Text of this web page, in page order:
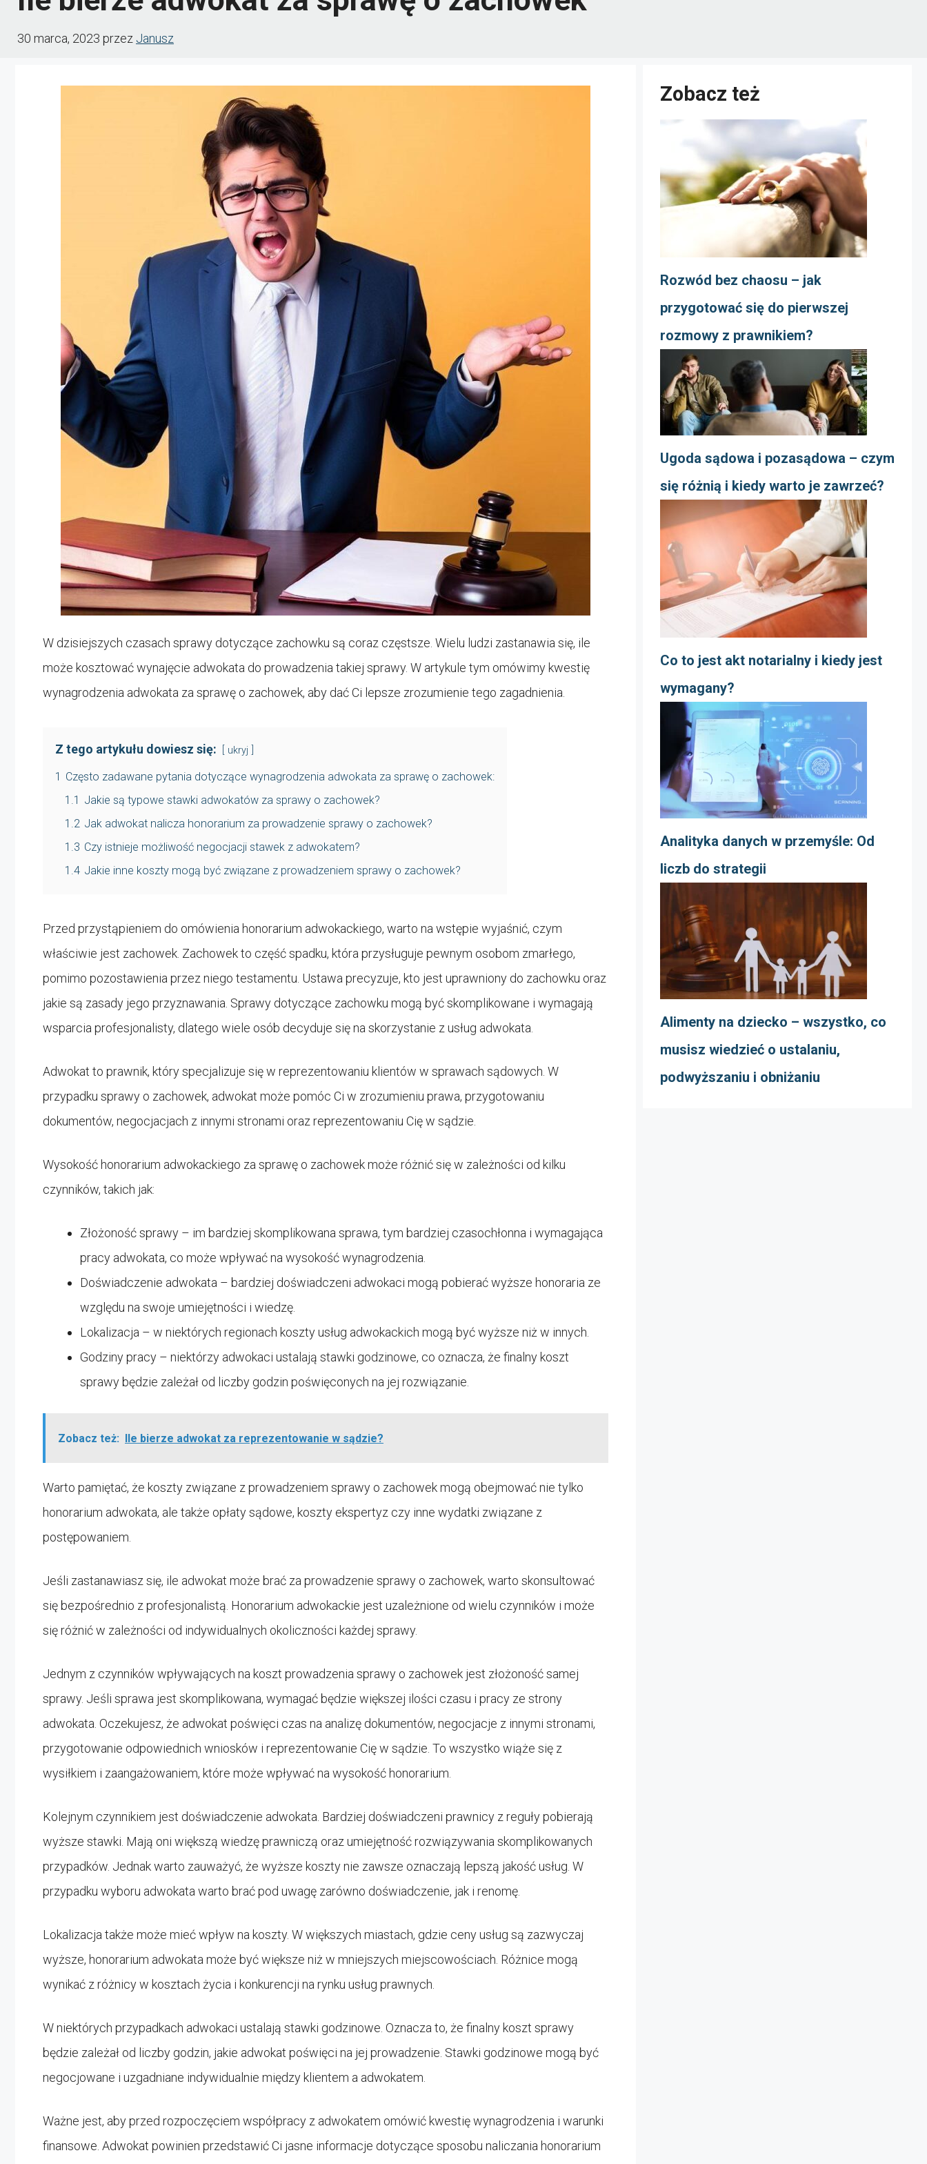
30 marca, 2023 przez Janusz
W dzisiejszych czasach sprawy dotyczące zachowku są coraz częstsze. Wielu ludzi zastanawia się, ile
może kosztować wynajęcie adwokata do prowadzenia takiej sprawy. W artykule tym omówimy kwestię
wynagrodzenia adwokata za sprawę o zachowek, aby dać Ci lepsze zrozumienie tego zagadnienia.
Z tego artykułu dowiesz się: ukryj
1 Często zadawane pytania dotyczące wynagrodzenia adwokata za sprawę o zachowek:
1.1 Jakie są typowe stawki adwokatów za sprawy o zachowek?
1.2 Jak adwokat nalicza honorarium za prowadzenie sprawy o zachowek?
1.3 Czy istnieje możliwość negocjacji stawek z adwokatem?
1.4 Jakie inne koszty mogą być związane z prowadzeniem sprawy o zachowek?
Przed przystąpieniem do omówienia honorarium adwokackiego, warto na wstępie wyjaśnić, czym
właściwie jest zachowek. Zachowek to część spadku, która przysługuje pewnym osobom zmarłego,
pomimo pozostawienia przez niego testamentu. Ustawa precyzuje, kto jest uprawniony do zachowku oraz
jakie są zasady jego przyznawania. Sprawy dotyczące zachowku mogą być skomplikowane i wymagają
wsparcia profesjonalisty, dlatego wiele osób decyduje się na skorzystanie z usług adwokata.
Adwokat to prawnik, który specjalizuje się w reprezentowaniu klientów w sprawach sądowych. W
przypadku sprawy o zachowek, adwokat może pomóc Ci w zrozumieniu prawa, przygotowaniu
dokumentów, negocjacjach z innymi stronami oraz reprezentowaniu Cię w sądzie.
Wysokość honorarium adwokackiego za sprawę o zachowek może różnić się w zależności od kilku
czynników, takich jak:
Złożoność sprawy – im bardziej skomplikowana sprawa, tym bardziej czasochłonna i wymagająca
pracy adwokata, co może wpływać na wysokość wynagrodzenia.
Doświadczenie adwokata – bardziej doświadczeni adwokaci mogą pobierać wyższe honoraria ze
względu na swoje umiejętności i wiedzę.
Lokalizacja – w niektórych regionach koszty usług adwokackich mogą być wyższe niż w innych.
Godziny pracy – niektórzy adwokaci ustalają stawki godzinowe, co oznacza, że finalny koszt
sprawy będzie zależał od liczby godzin poświęconych na jej rozwiązanie.
Zobacz też: Ile bierze adwokat za reprezentowanie w sądzie?
Warto pamiętać, że koszty związane z prowadzeniem sprawy o zachowek mogą obejmować nie tylko
honorarium adwokata, ale także opłaty sądowe, koszty ekspertyz czy inne wydatki związane z
postępowaniem.
Jeśli zastanawiasz się, ile adwokat może brać za prowadzenie sprawy o zachowek, warto skonsultować
się bezpośrednio z profesjonalistą. Honorarium adwokackie jest uzależnione od wielu czynników i może
się różnić w zależności od indywidualnych okoliczności każdej sprawy.
Jednym z czynników wpływających na koszt prowadzenia sprawy o zachowek jest złożoność samej
sprawy. Jeśli sprawa jest skomplikowana, wymagać będzie większej ilości czasu i pracy ze strony
adwokata. Oczekujesz, że adwokat poświęci czas na analizę dokumentów, negocjacje z innymi stronami,
przygotowanie odpowiednich wniosków i reprezentowanie Cię w sądzie. To wszystko wiąże się z
wysiłkiem i zaangażowaniem, które może wpływać na wysokość honorarium.
Kolejnym czynnikiem jest doświadczenie adwokata. Bardziej doświadczeni prawnicy z reguły pobierają
wyższe stawki. Mają oni większą wiedzę prawniczą oraz umiejętność rozwiązywania skomplikowanych
przypadków. Jednak warto zauważyć, że wyższe koszty nie zawsze oznaczają lepszą jakość usług. W
przypadku wyboru adwokata warto brać pod uwagę zarówno doświadczenie, jak i renomę.
Lokalizacja także może mieć wpływ na koszty. W większych miastach, gdzie ceny usług są zazwyczaj
wyższe, honorarium adwokata może być większe niż w mniejszych miejscowościach. Różnice mogą
wynikać z różnicy w kosztach życia i konkurencji na rynku usług prawnych.
W niektórych przypadkach adwokaci ustalają stawki godzinowe. Oznacza to, że finalny koszt sprawy
będzie zależał od liczby godzin, jakie adwokat poświęci na jej prowadzenie. Stawki godzinowe mogą być
negocjowane i uzgadniane indywidualnie między klientem a adwokatem.
Ważne jest, aby przed rozpoczęciem współpracy z adwokatem omówić kwestię wynagrodzenia i warunki
finansowe. Adwokat powinien przedstawić Ci jasne informacje dotyczące sposobu naliczania honorarium
Zobacz też
Rozwód bez chaosu – jak
przygotować się do pierwszej
rozmowy z prawnikiem?
Ugoda sądowa i pozasądowa – czym
się różnią i kiedy warto je zawrzeć?
Co to jest akt notarialny i kiedy jest
wymagany?
Analityka danych w przemyśle: Od
liczb do strategii
Alimenty na dziecko – wszystko, co
musisz wiedzieć o ustalaniu,
podwyższaniu i obniżaniu